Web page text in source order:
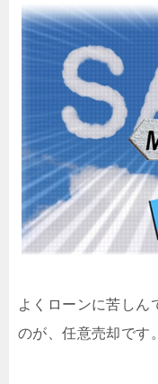
よくローンに苦しん
のが、任意売却です。